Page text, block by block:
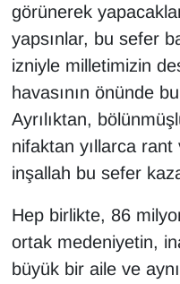
görünerek
yapsınlar, bu sefer
izniyle milletimizin
havasının önünde
Ayrılıktan,
nifaktan yıllarca
inşallah bu sefer
Hep birlikte, 86
ortak medeniyetin,
büyük bir aile ve